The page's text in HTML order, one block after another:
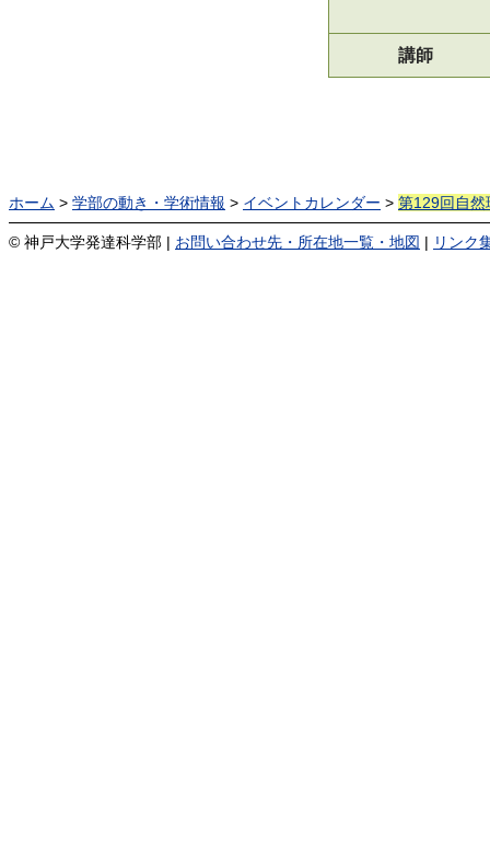
講師
ホーム > 学部の動き・学術情報 > イベントカレンダー > 第129回自然
© 神戸大学発達科学部 | お問い合わせ先・所在地一覧・地図 | リンク